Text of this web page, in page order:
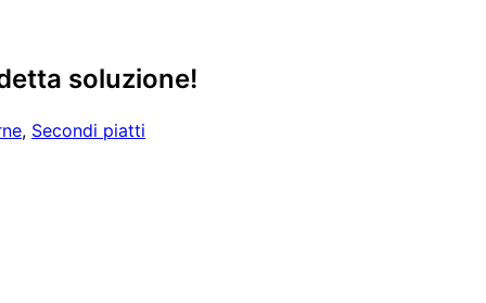
soluzione!
, Secondi piatti